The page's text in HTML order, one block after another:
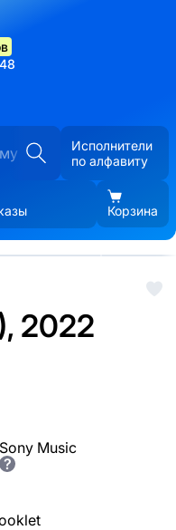
Исполнители
по алфавиту
Корзина
2022
Music
?